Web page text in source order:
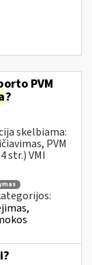
PVM
?
skelbiama:
PVM
str.) VMI